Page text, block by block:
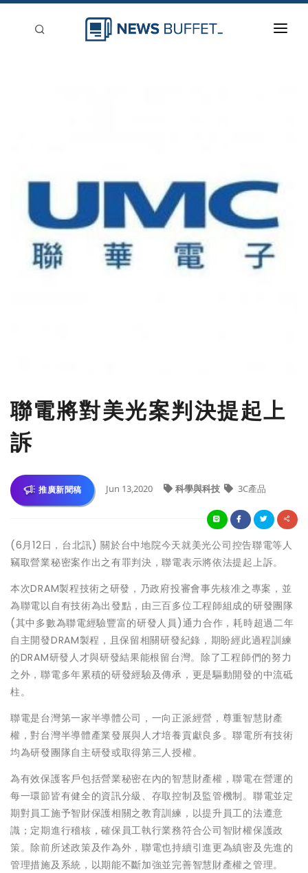
聯電將對美光案判決提起上
訴
推廣新聞稿 Jun 13,2020 科學與科技 3C產品
(6月12日，台北訊) 關於台中地院今天就美光公司控告聯電等人
竊取營業秘密案作出之有罪判決，聯電表示將依法提起上訴。
本次DRAM製程技術之研發，乃政府投審會事先核准之專案，並
為聯電以自有技術為出發點，由三百多位工程師組成的研發團隊
(其中多數為聯電經驗豐富的研發人員)通力合作，耗時超過二年
自主開發DRAM製程，且保留相關研發紀錄，期盼經此過程訓練
的DRAM研發人才與研發結果能根留台灣。除了工程師們的努力
之外，聯電多年累積的研發經驗及傳承，更是驅動開發的中流砥
柱。
聯電是台灣第一家半導體公司，一向正派經營，尊重智慧財產
權，對台灣半導體產業發展與人才培養貢獻良多。聯電所有技術
均為研發團隊自主研發或取得第三人授權。
為有效保護客戶包括營業秘密在內的智慧財產權，聯電在營運的
每一環節皆有健全的資訊分級、存取控制及監管機制。聯電並定
期對員工施予智財保護相關之教育訓練，以提升員工的法遵意
識；定期進行稽核，確保員工執行業務符合公司智財權保護政
策。除前所述政策及作為外，聯電也持續引進更為縝密及先進的
管理措施及系統，以期能不斷加強並完善智慧財產權之管理。